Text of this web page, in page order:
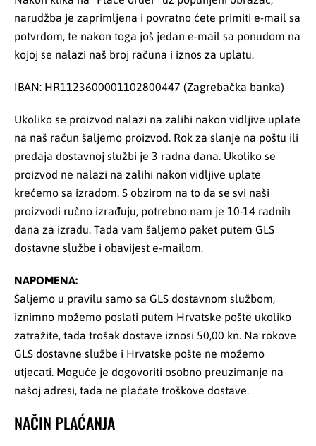
narudžba je zaprimljena i povratno ćete primiti e-mail sa
potvrdom, te nakon toga još jedan e-mail sa ponudom na
kojoj se nalazi naš broj računa i iznos za uplatu.
IBAN: HR1123600001102800447 (Zagrebačka banka)
Ukoliko se proizvod nalazi na zalihi nakon vidljive uplate
na naš račun šaljemo proizvod. Rok za slanje na poštu ili
predaja dostavnoj službi je 3 radna dana. Ukoliko se
proizvod ne nalazi na zalihi nakon vidljive uplate
krećemo sa izradom. S obzirom na to da se svi naši
proizvodi ručno izrađuju, potrebno nam je 10-14 radnih
dana za izradu. Tada vam šaljemo paket putem GLS
dostavne službe i obavijest e-mailom.
NAPOMENA:
Šaljemo u pravilu samo sa GLS dostavnom službom,
iznimno možemo poslati putem Hrvatske pošte ukoliko
zatražite, tada trošak dostave iznosi 50,00 kn. Na rokove
GLS dostavne službe i Hrvatske pošte ne možemo
utjecati. Moguće je dogovoriti osobno preuzimanje na
našoj adresi, tada ne plaćate troškove dostave.
NAČIN PLAĆANJA